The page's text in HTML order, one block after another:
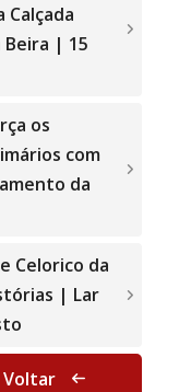
Calçada
Beira | 15
os
com
da
Celorico da
| Lar
Voltar